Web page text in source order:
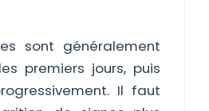
sont généralement
premiers jours, puis
Il faut